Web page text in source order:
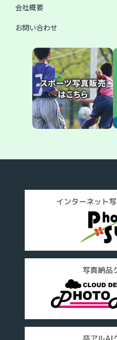
会社概要
お問い合わせ